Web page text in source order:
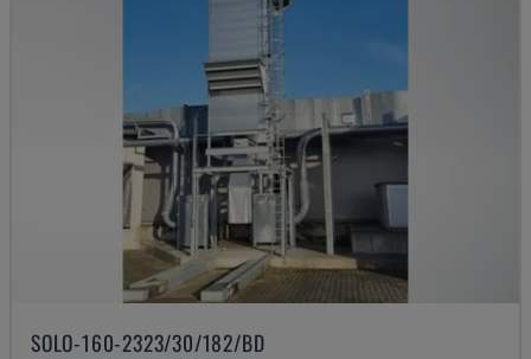
SOLO-160-2323/30/182/BD